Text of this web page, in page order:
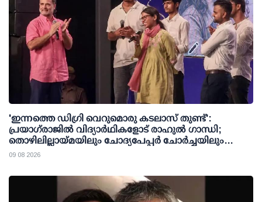
'ഇന്നത്തെ ഡിഗ്രി വെറുമൊരു കടലാസ് തുണ്ട്':
പ്രയാഗ്‌രാജില്‍ വിദ്യാര്‍ഥികളോട് രാഹുല്‍ ഗാന്ധി;
തൊഴിലില്ലായ്മയിലും ചോദ്യപേപ്പര്‍ ചോര്‍ച്ചയിലും
കേന്ദ്രത്തിനെതിരേ രൂക്ഷവിമര്‍ശനം
09 08 2026